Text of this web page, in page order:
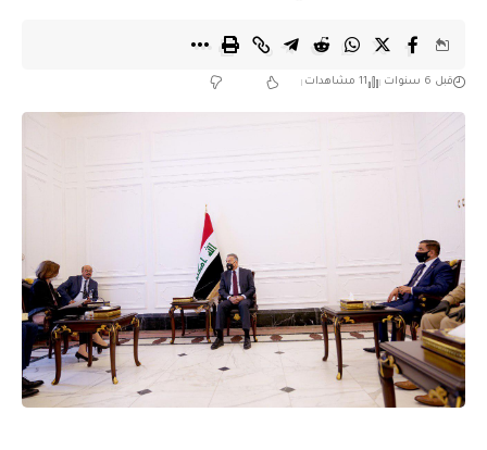
قبل 6 سنوات 11 مشاهدات